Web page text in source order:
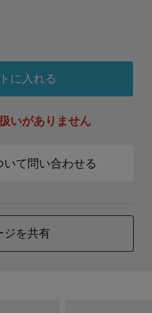
に入れる
いがありません
いて問い合わせる
ジを共有